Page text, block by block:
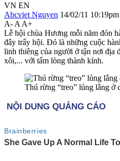
VN EN
Abcviet Nguyen 14/02/11 10:19pm
A- A A+
Lễ hội chùa Hương mỗi năm đón
đây trẩy hội. Đó là những cuộc
linh thiêng của người ở tận nơi địa
xôi,... với tấm lòng thành kính.
Thú rừng “treo” lủng lẳng ở